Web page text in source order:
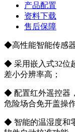
产品配置
资料下载
售后保障
◆高性能智能传感
◆ 采用嵌入式32位
差小分辨率高；
◆ 配置红外遥控器
危险场合免开盖操作
◆ 智能的温湿度和